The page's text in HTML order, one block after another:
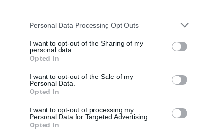
Please note that this website/app uses one or more Google
not limited to your visit or usage behaviour. You may click to
grant or deny consent to Google and its third-party tags to
use your data for below specified purposes in below Google
consent section.
Personal Data Processing Opt Outs
I want to opt-out of the Sharing of my
personal data.
Opted In
I want to opt-out of the Sale of my
Personal Data.
Opted In
I want to opt-out of processing my
Personal Data for Targeted Advertising.
Opted In
4:32
2020. április 17. 16:13